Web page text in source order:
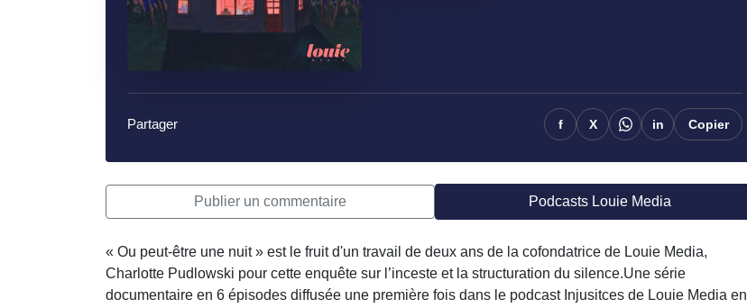
Partager f X in Copier
Publier un commentaire Podcasts Louie Media
« Ou peut-être une nuit » est le fruit d'un travail de deux ans de la cofondatrice de Louie Media,
Charlotte Pudlowski pour cette enquête sur l’inceste et la structuration du silence.Une série
documentaire en 6 épisodes diffusée une première fois dans le podcast Injusitces de Louie Media en